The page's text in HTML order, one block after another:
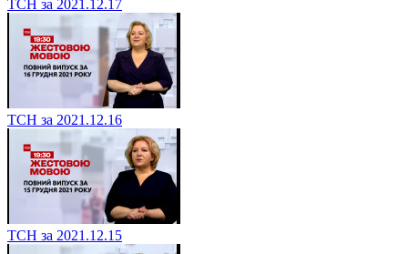
ТСН за 2021.12.17
ТСН за 2021.12.16
ТСН за 2021.12.15